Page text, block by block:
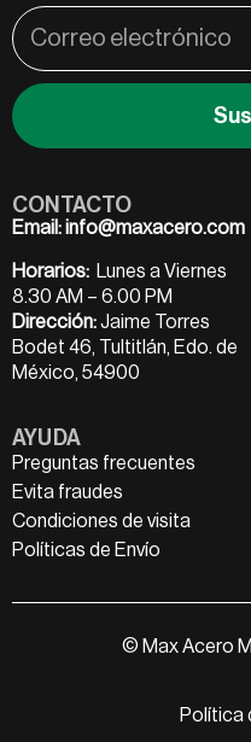
CONTACTO
Email:info@maxacero.com
Horarios: Lunes a Viernes
8.30 AM – 6.00 PM
Dirección:Jaime Torres
Bodet 46, Tultitlán, Edo. de
México, 54900
AYUDA
Preguntas frecuentes
Evita fraudes
Condiciones de visita
Políticas de Envío
© Max Acero
Política